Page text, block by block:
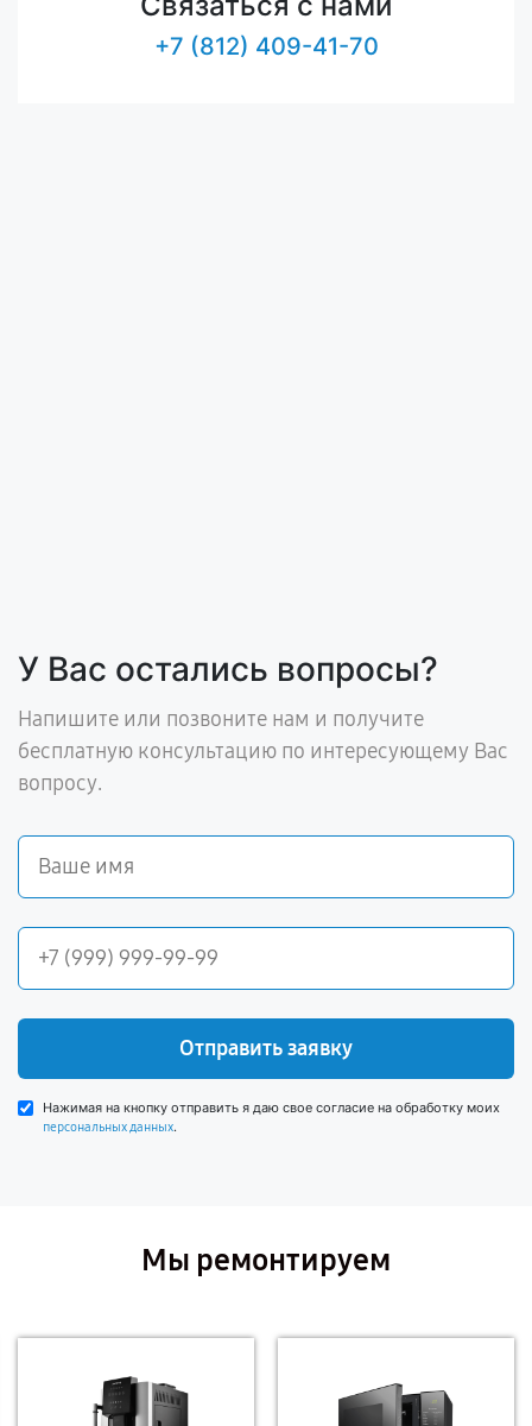
+7 (812) 409-41-70
У Вас остались вопросы?
Напишите или позвоните нам и получите
бесплатную консультацию по интересующему Вас
вопросу.
Отправить заявку
Нажимая на кнопку отправить я даю свое согласие на обработку моих
персональных данных.
Мы ремонтируем